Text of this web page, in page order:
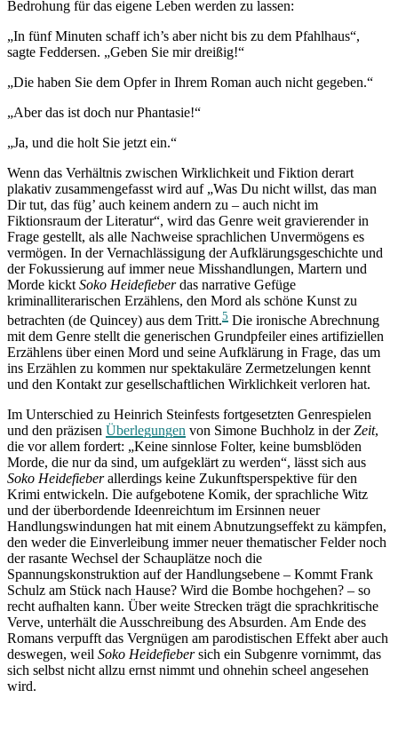
Bedrohung für das eigene Leben werden zu lassen:
„In fünf Minuten schaff ich’s aber nicht bis zu dem Pfahlhaus“,
sagte Feddersen. „Geben Sie mir dreißig!“
„Die haben Sie dem Opfer in Ihrem Roman auch nicht gegeben.“
„Aber das ist doch nur Phantasie!“
„Ja, und die holt Sie jetzt ein.“
Wenn das Verhältnis zwischen Wirklichkeit und Fiktion derart
plakativ zusammengefasst wird auf „Was Du nicht willst, das man
Dir tut, das füg’ auch keinem andern zu – auch nicht im
Fiktionsraum der Literatur“, wird das Genre weit gravierender in
Frage gestellt, als alle Nachweise sprachlichen Unvermögens es
vermögen. In der Vernachlässigung der Aufklärungsgeschichte und
der Fokussierung auf immer neue Misshandlungen, Martern und
Morde kickt Soko Heidefieberdas narrative Gefüge
kriminalliterarischen Erzählens, den Mord als schöne Kunst zu
betrachten (de Quincey) aus dem Tritt.5 Die ironische Abrechnung
mit dem Genre stellt die generischen Grundpfeiler eines artifiziellen
Erzählens über einen Mord und seine Aufklärung in Frage, das um
ins Erzählen zu kommen nur spektakuläre Zermetzelungen kennt
und den Kontakt zur gesellschaftlichen Wirklichkeit verloren hat.
Im Unterschied zu Heinrich Steinfests fortgesetzten Genrespielen
und den präzisen Überlegungen von Simone Buchholz in derZeit,
die vor allem fordert: „Keine sinnlose Folter, keine bumsblöden
Morde, die nur da sind, um aufgeklärt zu werden“, lässt sich aus
Soko Heidefieberallerdings keine Zukunftsperspektive für den
Krimi entwickeln. Die aufgebotene Komik, der sprachliche Witz
und der überbordende Ideenreichtum im Ersinnen neuer
Handlungswindungen hat mit einem Abnutzungseffekt zu kämpfen,
den weder die Einverleibung immer neuer thematischer Felder noch
der rasante Wechsel der Schauplätze noch die
Spannungskonstruktion auf der Handlungsebene – Kommt Frank
Schulz am Stück nach Hause? Wird die Bombe hochgehen? – so
recht aufhalten kann. Über weite Strecken trägt die sprachkritische
Verve, unterhält die Ausschreibung des Absurden. Am Ende des
Romans verpufft das Vergnügen am parodistischen Effekt aber auch
deswegen, weil Soko Heidefiebersich ein Subgenre vornimmt, das
sich selbst nicht allzu ernst nimmt und ohnehin scheel angesehen
wird.